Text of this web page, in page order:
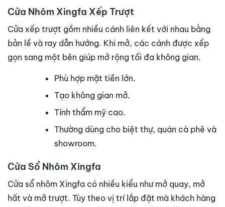
Cửa Nhôm Xingfa Xếp Trượt
Cửa xếp trượt gồm nhiều cánh liên kết với nhau bằng
bản lề và ray dẫn hướng. Khi mở, các cánh được xếp
gọn sang một bên giúp mở rộng tối đa không gian.
Phù hợp mặt tiền lớn.
Tạo không gian mở.
Tính thẩm mỹ cao.
Thường dùng cho biệt thự, quán cà phê và
showroom.
Cửa Sổ Nhôm Xingfa
Cửa sổ nhôm Xingfa có nhiều kiểu như mở quay, mở
hất và mở trượt. Tùy theo vị trí lắp đặt mà khách hàng